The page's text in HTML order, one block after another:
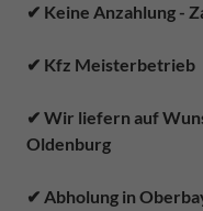
✔ Keine Anzahlung -
✔ Kfz Meisterbetrieb
✔ Wir liefern auf
Oldenburg
✔ Abholung in